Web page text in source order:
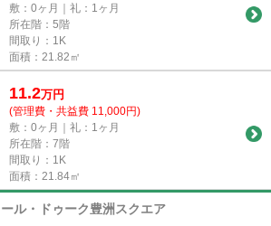
敷：0ヶ月｜礼：1ヶ月
所在階：5階
間取り：1K
面積：21.82㎡
11.2万円
(管理費・共益費 11,000円)
敷：0ヶ月｜礼：1ヶ月
所在階：7階
間取り：1K
面積：21.84㎡
ル・ドゥーク豊洲スクエア